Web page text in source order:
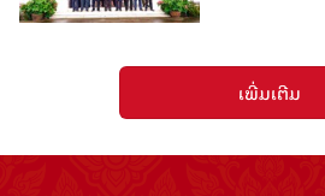
ເພີ່ມເຕີມ